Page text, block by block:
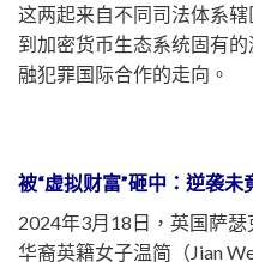
这两起来自不同司法体系
到加密货币生态系统固有
融犯罪国际合作的走向。
被“虚拟财富”砸中：逆袭未
2024年3月18日，英国萨
华裔英籍女子温简（Jian